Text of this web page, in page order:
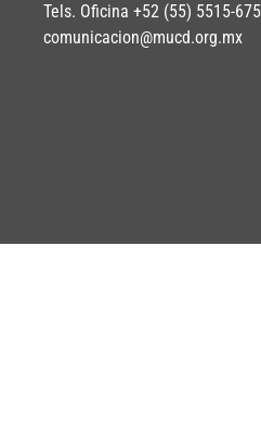
Tels. Oficina +52 (55) 5515-
comunicacion@mucd.org.mx